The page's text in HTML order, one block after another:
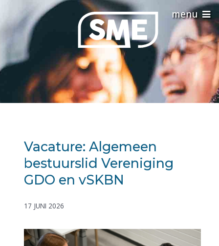
Vacature: Algemeen
bestuurslid Vereniging
GDO en vSKBN
17 JUNI 2026